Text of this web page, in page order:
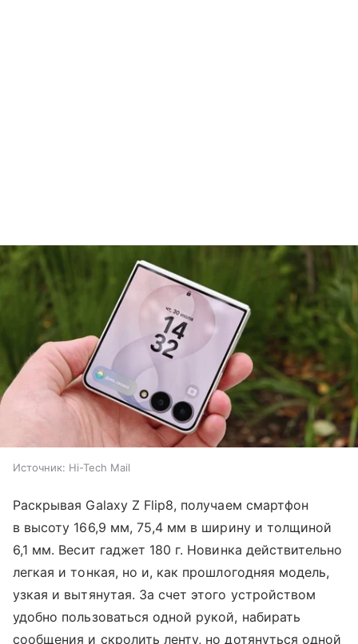
Источник: Hi-Tech Mail
Раскрывая Galaxy Z Flip8, получаем смартфон
в высоту 166,9 мм, 75,4 мм в ширину и толщиной
6,1 мм. Весит гаджет 180 г. Новинка действительно
легкая и тонкая, но и, как прошлогодняя модель,
узкая и вытянутая. За счет этого устройством
удобно пользоваться одной рукой, набирать
сообщения и скролить ленту, но дотянуться одной